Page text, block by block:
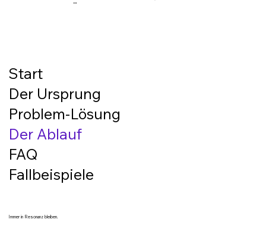
Start
Der Ursprung
Problem-Lösung
Der Ablauf
FAQ
Fallbeispiele
Immer in Resonanz bleiben.